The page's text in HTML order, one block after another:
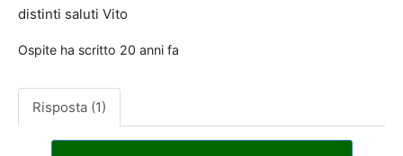
distinti saluti Vito
Ospite ha scritto 20 anni fa
Risposta (1)